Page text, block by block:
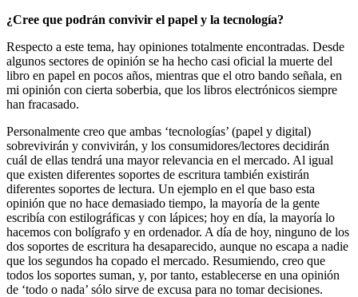
¿Cree que podrán convivir el papel y la tecnología?
Respecto a este tema, hay opiniones totalmente encontradas. Desde
algunos sectores de opinión se ha hecho casi oficial la muerte del
libro en papel en pocos años, mientras que el otro bando señala, en
mi opinión con cierta soberbia, que los libros electrónicos siempre
han fracasado.
Personalmente creo que ambas ‘tecnologías’ (papel y digital)
sobrevivirán y convivirán, y los consumidores/lectores decidirán
cuál de ellas tendrá una mayor relevancia en el mercado. Al igual
que existen diferentes soportes de escritura también existirán
diferentes soportes de lectura. Un ejemplo en el que baso esta
opinión que no hace demasiado tiempo, la mayoría de la gente
escribía con estilográficas y con lápices; hoy en día, la mayoría lo
hacemos con bolígrafo y en ordenador. A día de hoy, ninguno de los
dos soportes de escritura ha desaparecido, aunque no escapa a nadie
que los segundos ha copado el mercado. Resumiendo, creo que
todos los soportes suman, y, por tanto, establecerse en una opinión
de ‘todo o nada’ sólo sirve de excusa para no tomar decisiones.